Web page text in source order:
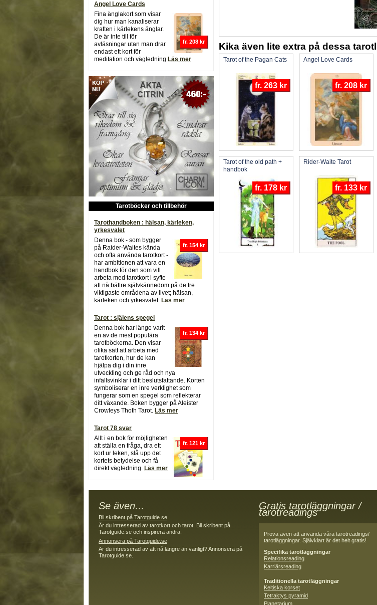
Angel Love Cards
fr. 208 kr
Fina änglakort som visar
dig hur man kanaliserar
kraften i kärlekens änglar.
De är inte till för
avläsningar utan man drar
endast ett kort för
meditation och vägledning Läs mer
Tarotböcker och tillbehör
Tarothandboken : hälsan, kärleken,
yrkesvalet
fr. 154 kr
Denna bok - som bygger
på Raider-Waites kända
och ofta använda tarotkort -
har ambitionen att vara en
handbok för den som vill
arbeta med tarotkort i syfte
att nå bättre självkännedom på de tre
viktigaste områdena av livet; hälsan,
kärleken och yrkesvalet. Läs mer
Tarot : själens spegel
fr. 134 kr
Denna bok har länge varit
en av de mest populära
tarotböckerna. Den visar
olika sätt att arbeta med
tarotkorten, hur de kan
hjälpa dig i din inre
utveckling och ge råd och nya
infallsvinklar i ditt beslutsfattande. Korten
symboliserar en inre verklighet som
fungerar som en spegel som reflekterar
ditt växande. Boken bygger på Aleister
Crowleys Thoth Tarot. Läs mer
Tarot 78 svar
fr. 121 kr
Allt i en bok för möjligheten
att ställa en fråga, dra ett
kort ur leken, slå upp det
kortets betydelse och få
direkt vägledning. Läs mer
Kika även lite extra på dessa
fr. 263 kr
Tarot of the Pagan Cats
fr. 208 kr
Angel Love Cards
fr. 178 kr
Tarot of the old path +
handbok
fr. 133 kr
Rider-Waite Tarot
Se även...
Bli skribent på Tarotguide.se
Är du intresserad av tarotkort och tarot. Bli skribent på
Tarotguide.se och inspirera andra.
Annonsera på Tarotguide.se
Är du intresserad av att nå längre än vanligt? Annonsera på
Tarotguide.se.
Gratis tarotläggningar /
tarotreadings
Prova även att använda våra tarotreadings/
tarotläggningar. Självklart är det helt gratis!
Specifika tarotläggningar
Relationsreading
Karriärsreading
Traditionella tarotläggningar
Keltiska korset
Tetraktys pyramid
Planetarium